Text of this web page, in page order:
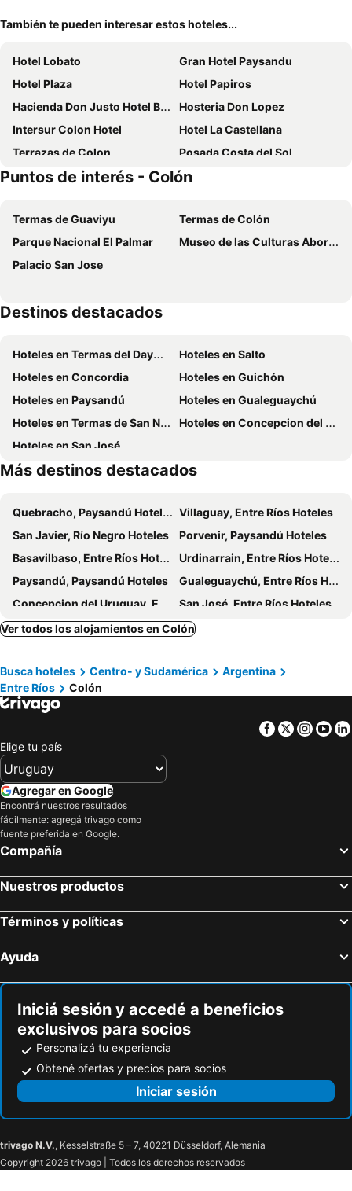
También te pueden interesar estos hoteles...
Hotel Lobato
Gran Hotel Paysandu
Hotel Plaza
Hotel Papiros
Hacienda Don Justo Hotel Boutique Spa
Hosteria Don Lopez
Intersur Colon Hotel
Hotel La Castellana
Terrazas de Colon
Posada Costa del Sol
La Casona de Susana
Hotel Palmar
Costarenas Hotel & Spa
Romance De Luna
La Posada de Los Fresnos
Complejo Arami
Complejo La Matera
El Hotelito
Aitue Departamentos
Noha Casa de Campo
Hosteria Costa Norte
Cabanas El Paramo
Rio y Piedras
Venezia Aparts
Altos de Artalaz
El Origen Lodge
Intersur Hotel Colón
El Colonial
Colon M
Departamentos Esperanza
Los Abus
Atayfú Cabañas
Rio De Los Pajaros
Puntos de interés - Colón
Termas de Guaviyu
Termas de Colón
Parque Nacional El Palmar
Museo de las Culturas Aborígenes Yuchán
Palacio San Jose
Destinos destacados
Hoteles en Termas del Dayman
Hoteles en Salto
Hoteles en Concordia
Hoteles en Guichón
Hoteles en Paysandú
Hoteles en Gualeguaychú
Hoteles en Termas de San Nicanor
Hoteles en Concepcion del Uruguay
Hoteles en San José
Más destinos destacados
Quebracho, Paysandú Hoteles
Villaguay, Entre Ríos Hoteles
San Javier, Río Negro Hoteles
Porvenir, Paysandú Hoteles
Basavilbaso, Entre Ríos Hoteles
Urdinarrain, Entre Ríos Hoteles
Paysandú, Paysandú Hoteles
Gualeguaychú, Entre Ríos Hoteles
Concepcion del Uruguay, Entre Ríos Hoteles
San José, Entre Ríos Hoteles
Villa Elisa, Entre Ríos Hoteles
Victoria, Entre Ríos Hoteles
San Carlos de Bariloche, Río Negro Hoteles
Federación, Entre Ríos Hoteles
Puerto Iguazú, Misiones Hoteles
Ushuaia, Tierra del Fuego Hoteles
Mendoza Capital, Mendoza Provincia Hoteles
Ver todos los alojamientos en Colón
Busca hoteles Centro- y Sudamérica
Argentina
Entre Ríos
Colón
Facebook
Twitter
Elige tu país
Agregar en Google
Encontrá nuestros resultados
fácilmente: agregá trivago como
fuente preferida en Google.
Compañía
Nuestros productos
Términos y políticas
Ayuda
Iniciá sesión y accedé a beneficios
exclusivos para socios
Personalizá tu experiencia
Obtené ofertas y precios para socios
Iniciar sesión
trivago N.V., Kesselstraße 5 – 7, 40221 Düsseldorf, Alemania
Copyright 2026 trivago | Todos los derechos reservados